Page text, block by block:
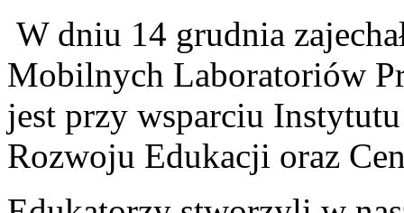
W dniu 14 grudnia
Mobilnych Laboratoriów
jest przy wsparciu
Rozwoju Edukacji oraz